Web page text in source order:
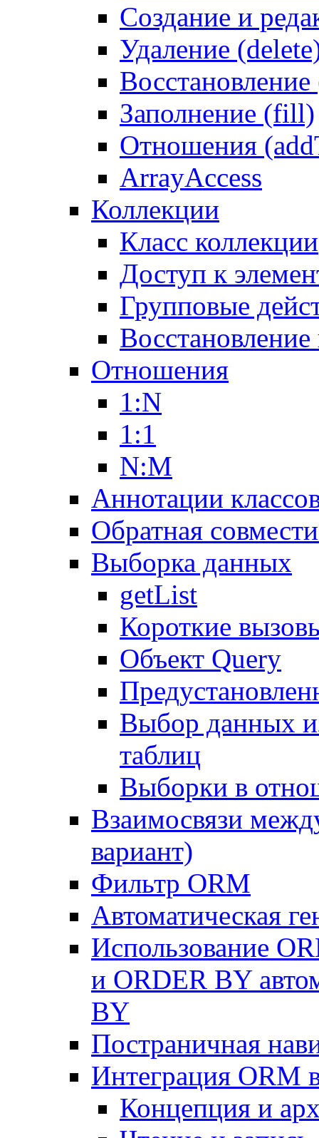
Создание и
Удаление
Заполнение (fill)
Отношения
ArrayAccess
Коллекции
Класс коллекции
Доступ к
Групповые
Отношения
1:N
1:1
N:M
Аннотации
Обратная
Выборка данных
getList
Короткие
Объект Query
Выбор данных
таблиц
Выборки в
Взаимосвязи
вариант)
Фильтр ORM
Автоматическая
Использование
и ORDER BY
BY
Постраничная
Интеграция ORM
Концепция и